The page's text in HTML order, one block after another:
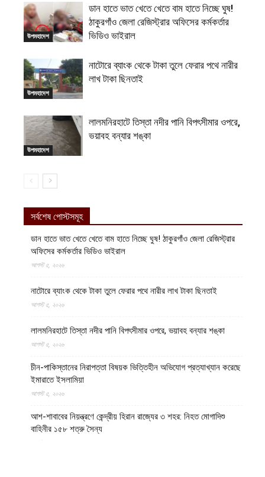
উপমহাদেশ
ডান হাতে ভাত খেতে খেতে বাম হাতে নিচ্ছে ঘুষ!
ঠাকুরগাঁও জেলা রেজিস্ট্রার অফিসের কর্মকর্তার
ভিডিও ভাইরাল
উপমহাদেশ
নাটোরে ব্যাংক থেকে টাকা তুলে ফেরার পথে নারীর
লাখ টাকা ছিনতাই
উপমহাদেশ
লালমনিরহাটে তিস্তা নদীর পানি বিপৎসীমার ওপরে,
ভয়াবহ বন্যার শঙ্কা
সর্বশেষ পোস্টসমূহ
ডান হাতে ভাত খেতে খেতে বাম হাতে নিচ্ছে ঘুষ! ঠাকুরগাঁও জেলা রেজিস্ট্রার
অফিসের কর্মকর্তার ভিডিও ভাইরাল
আগস্ট ৫, ২০২৬
নাটোরে ব্যাংক থেকে টাকা তুলে ফেরার পথে নারীর লাখ টাকা ছিনতাই
আগস্ট ৫, ২০২৬
লালমনিরহাটে তিস্তা নদীর পানি বিপৎসীমার ওপরে, ভয়াবহ বন্যার শঙ্কা
আগস্ট ৫, ২০২৬
চীন-পাকিস্তানের নিরাপত্তা বিষয়ক ভিত্তিহীন অভিযোগ প্রত্যাখ্যান করেছে
ইমারাতে ইসলামিয়া
আগস্ট ৫, ২০২৬
আশ-শাবাবের নিয়ন্ত্রণে কেন্দ্রীয় হিরান রাজ্যের ৩ শহর: নিহত মোগাদিশু
বাহিনীর ১৫৮ শত্রু সৈন্য
আগস্ট ৫, ২০২৬